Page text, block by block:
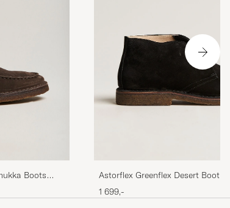
Boots
Astorflex Greenflex Desert Boot
1 699,-